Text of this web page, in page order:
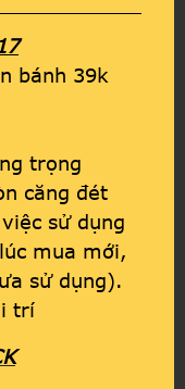
bánh 39k
trọng
căng đét
sử dụng
mua mới,
sử dụng).
trí